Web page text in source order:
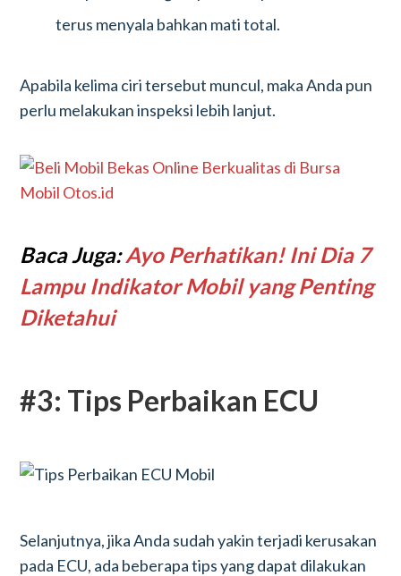
terus menyala bahkan mati total.
Apabila kelima ciri tersebut muncul, maka Anda pun
perlu melakukan inspeksi lebih lanjut.
Baca Juga:Ayo Perhatikan! Ini Dia 7
Lampu Indikator Mobil yang Penting
Diketahui
#3: Tips Perbaikan ECU
Selanjutnya, jika Anda sudah yakin terjadi kerusakan
pada ECU, ada beberapa tips yang dapat dilakukan